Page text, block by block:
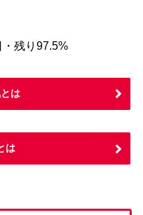
残り97.5%
は
は